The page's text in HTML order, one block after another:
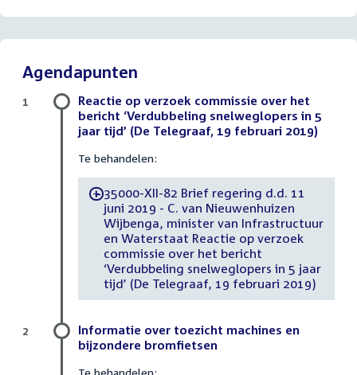
Agendapunten
Reactie op verzoek commissie over het
bericht ‘Verdubbeling snelweglopers in 5
jaar tijd’ (De Telegraaf, 19 februari 2019)
Te behandelen:
-35000-XII-82 Brief regering d.d. 11
juni 2019 - C. van Nieuwenhuizen
Wijbenga, minister van Infrastructuur
en Waterstaat Reactie op verzoek
commissie over het bericht
‘Verdubbeling snelweglopers in 5 jaar
tijd’ (De Telegraaf, 19 februari 2019)
1
Informatie over toezicht machines en
bijzondere bromfietsen
Te behandelen:
2